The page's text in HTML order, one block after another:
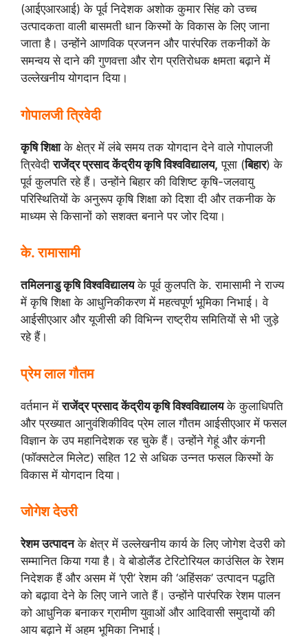
(आईएआरआई) के पूर्व निदेशक अशोक कुमार सिंह को उच्च
उत्पादकता वाली बासमती धान किस्मों के विकास के लिए जाना
जाता है। उन्होंने आणविक प्रजनन और पारंपरिक तकनीकों के
समन्वय से दाने की गुणवत्ता और रोग प्रतिरोधक क्षमता बढ़ाने में
उल्लेखनीय योगदान दिया।
गोपालजी त्रिवेदी
कृषि शिक्षाके क्षेत्र में लंबे समय तक योगदान देने वाले गोपालजी
त्रिवेदीराजेंद्र प्रसाद केंद्रीय कृषि विश्वविद्यालय, पूसा (बिहार) के
पूर्व कुलपति रहे हैं। उन्होंने बिहार की विशिष्ट कृषि-जलवायु
परिस्थितियों के अनुरूप कृषि शिक्षा को दिशा दी और तकनीक के
माध्यम से किसानों को सशक्त बनाने पर जोर दिया।
के. रामासामी
तमिलनाडु कृषि विश्वविद्यालयके पूर्व कुलपति के. रामासामी ने राज्य
में कृषि शिक्षा के आधुनिकीकरण में महत्वपूर्ण भूमिका निभाई। वे
आईसीएआर और यूजीसी की विभिन्न राष्ट्रीय समितियों से भी जुड़े
रहे हैं।
प्रेम लाल गौतम
वर्तमान मेंराजेंद्र प्रसाद केंद्रीय कृषि विश्वविद्यालयके कुलाधिपति
और प्रख्यात आनुवंशिकीविद प्रेम लाल गौतम आईसीएआर में फसल
विज्ञान के उप महानिदेशक रह चुके हैं। उन्होंने गेहूं और कंगनी
(फॉक्सटेल मिलेट) सहित 12 से अधिक उन्नत फसल किस्मों के
विकास में योगदान दिया।
जोगेश देउरी
रेशम उत्पादनके क्षेत्र में उल्लेखनीय कार्य के लिए जोगेश देउरी को
सम्मानित किया गया है। वे बोडोलैंड टेरिटोरियल काउंसिल के रेशम
निदेशक हैं और असम में ‘एरी’ रेशम की ‘अहिंसक’ उत्पादन पद्धति
को बढ़ावा देने के लिए जाने जाते हैं। उन्होंने पारंपरिक रेशम पालन
को आधुनिक बनाकर ग्रामीण युवाओं और आदिवासी समुदायों की
आय बढ़ाने में अहम भूमिका निभाई।